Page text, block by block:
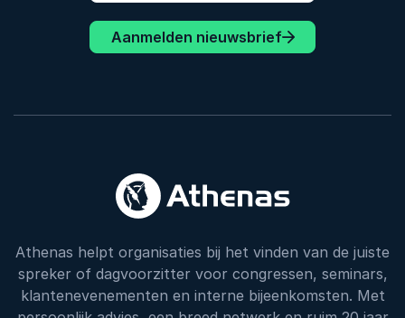
Aanmelden nieuwsbrief
Athenas helpt organisaties bij het vinden van de juiste
spreker of dagvoorzitter voor congressen, seminars,
klantenevenementen en interne bijeenkomsten. Met